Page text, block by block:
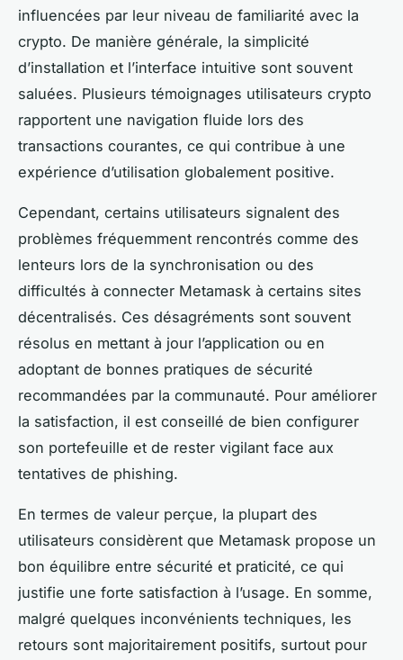
influencées par leur niveau de familiarité avec la
crypto. De manière générale, la simplicité
d’installation et l’interface intuitive sont souvent
saluées. Plusieurs témoignages utilisateurs crypto
rapportent une navigation fluide lors des
transactions courantes, ce qui contribue à une
expérience d’utilisation globalement positive.
Cependant, certains utilisateurs signalent des
problèmes fréquemment rencontrés comme des
lenteurs lors de la synchronisation ou des
difficultés à connecter Metamask à certains sites
décentralisés. Ces désagréments sont souvent
résolus en mettant à jour l’application ou en
adoptant de bonnes pratiques de sécurité
recommandées par la communauté. Pour améliorer
la satisfaction, il est conseillé de bien configurer
son portefeuille et de rester vigilant face aux
tentatives de phishing.
En termes de valeur perçue, la plupart des
utilisateurs considèrent que Metamask propose un
bon équilibre entre sécurité et praticité, ce qui
justifie une forte satisfaction à l’usage. En somme,
malgré quelques inconvénients techniques, les
retours sont majoritairement positifs, surtout pour